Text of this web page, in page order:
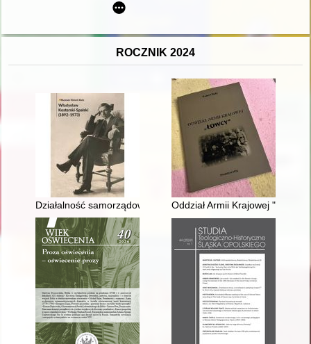
ROCZNIK 2024
Działalność samorządowa Władysława Kosterskiego-
Oddział Armii Krajowej "Łowcy"